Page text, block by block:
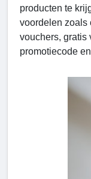
producten te
voordelen zoals
vouchers, gratis
promotiecode